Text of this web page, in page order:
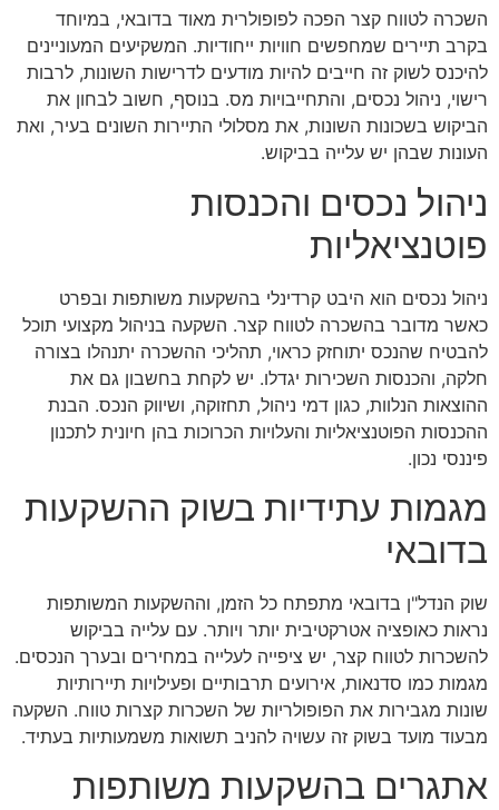
השכרה לטווח קצר הפכה לפופולרית מאוד בדובאי, במיוחד
בקרב תיירים שמחפשים חוויות ייחודיות. המשקיעים המעוניינים
להיכנס לשוק זה חייבים להיות מודעים לדרישות השונות, לרבות
רישוי, ניהול נכסים, והתחייבויות מס. בנוסף, חשוב לבחון את
הביקוש בשכונות השונות, את מסלולי התיירות השונים בעיר, ואת
העונות שבהן יש עלייה בביקוש.
ניהול נכסים והכנסות
פוטנציאליות
ניהול נכסים הוא היבט קרדינלי בהשקעות משותפות ובפרט
כאשר מדובר בהשכרה לטווח קצר. השקעה בניהול מקצועי תוכל
להבטיח שהנכס יתוחזק כראוי, תהליכי ההשכרה יתנהלו בצורה
חלקה, והכנסות השכירות יגדלו. יש לקחת בחשבון גם את
ההוצאות הנלוות, כגון דמי ניהול, תחזוקה, ושיווק הנכס. הבנת
ההכנסות הפוטנציאליות והעלויות הכרוכות בהן חיונית לתכנון
פיננסי נכון.
מגמות עתידיות בשוק ההשקעות
בדובאי
שוק הנדל"ן בדובאי מתפתח כל הזמן, וההשקעות המשותפות
נראות כאופציה אטרקטיבית יותר ויותר. עם עלייה בביקוש
להשכרות לטווח קצר, יש ציפייה לעלייה במחירים ובערך הנכסים.
מגמות כמו סדנאות, אירועים תרבותיים ופעילויות תיירותיות
שונות מגבירות את הפופולריות של השכרות קצרות טווח. השקעה
מבעוד מועד בשוק זה עשויה להניב תשואות משמעותיות בעתיד.
אתגרים בהשקעות משותפות